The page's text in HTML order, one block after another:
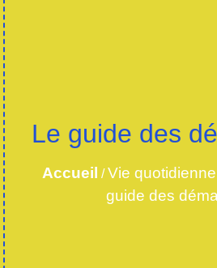
Le guide des
Accueil /Vie
guide des